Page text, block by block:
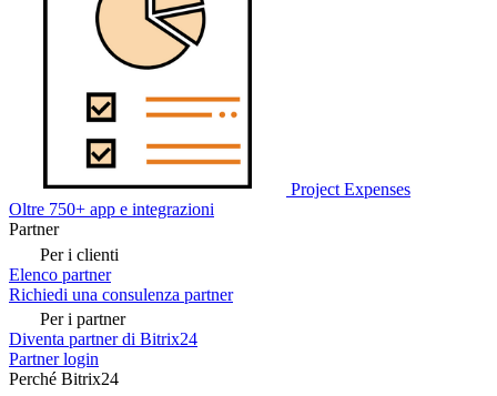
Project Expenses
Oltre 750+ app e integrazioni
Partner
Per i clienti
Elenco partner
Richiedi una consulenza partner
Per i partner
Diventa partner di Bitrix24
Partner login
Perché Bitrix24